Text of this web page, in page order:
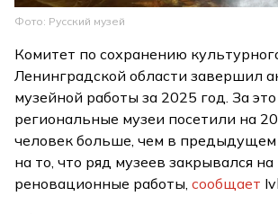
Фото: Русский музей
Комитет по сохранению
Ленинградской области завершил
музейной работы за 2025 год. За
региональные музеи посетили на
человек больше, чем в предыдущем
на то, что ряд музеев закрывался на
реновационные работы,сообщает